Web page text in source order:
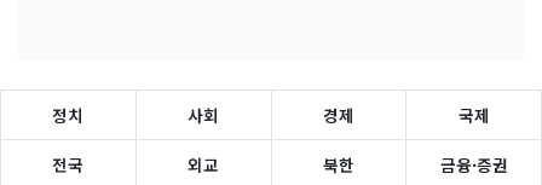
정치 사회 경제 국제
전국 외교 북한 금융·증권